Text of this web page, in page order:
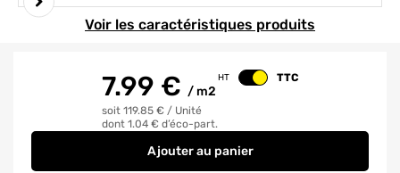
HT Changer le prix
TTC
7.99 € / m2
soit 119.85 € / Unité
dont 1.04 € d’éco-part.
Ajouterau panier
Isolant mince COMBLE
Element 1 sur 4
Voir les caractéristiques produits